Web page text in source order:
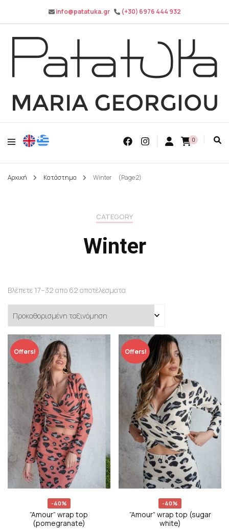
info@patatuka.gr (+30) 6976 444 932
Patatuka
Maria Georgiou
0
Αρχική Κατάστημα Winter (Page 2)
CATEGORY
Winter
Βλέπετε 17–32 απο 62 αποτέλεσματα
Offers!
-40%
”Amour” wrap top
(pomegranate)
Offers!
-40%
”Amour” wrap top (sugar
white)